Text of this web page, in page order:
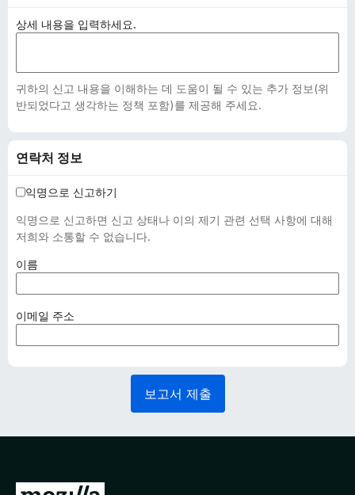
상세 내용을 입력하세요.
귀하의 신고 내용을 이해하는 데 도움이 될 수 있는 추가 정보(위
반되었다고 생각하는 정책 포함)를 제공해 주세요.
연락처 정보
익명으로 신고하기
익명으로 신고하면 신고 상태나 이의 제기 관련 선택 사항에 대해
저희와 소통할 수 없습니다.
이름
수
사
)
이메일 주소
수
보고서 제출